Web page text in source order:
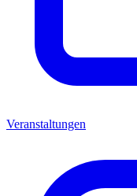
Veranstaltungen